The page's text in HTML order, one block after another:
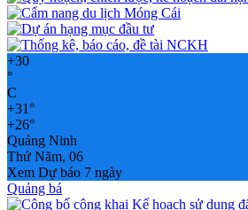
+30
°
C
+31°
+26°
Quảng Ninh
Thứ Năm, 06
Xem Dự báo 7 ngày
Quảng bá